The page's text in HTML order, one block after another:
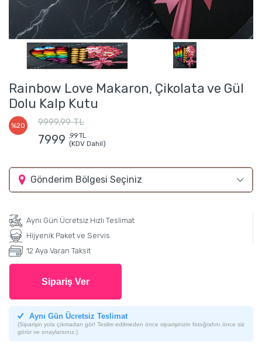
Rainbow Love Makaron, Çikolata ve Gül
Dolu Kalp Kutu
%20 9999,99 TL
7999 ,99 TL
(KDV Dahil)
Gönderim Bölgesi Seçiniz
Aynı Gün Ücretsiz Hızlı Teslimat
Hijyenik Paket ve Servis
12 Aya Varan Taksit
Sipariş Ver
Aynı Gün Ücretsiz Teslimat
(Siparişin yola çıkmadan gör! Teslim edilmeden önce siparişinizin fotoğrafını önce siz
görür ve onaylarsınız.)